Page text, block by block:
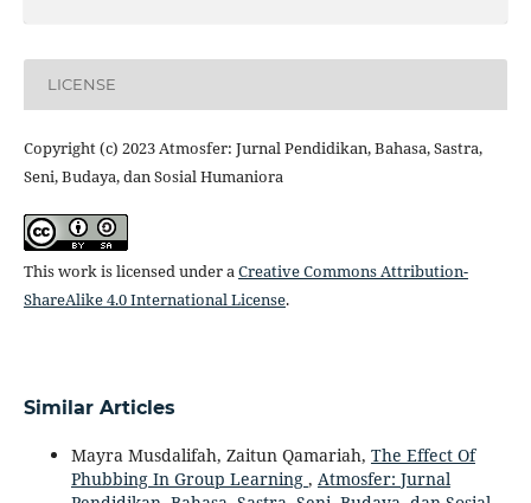
LICENSE
Copyright (c) 2023 Atmosfer: Jurnal Pendidikan, Bahasa, Sastra,
Seni, Budaya, dan Sosial Humaniora
This work is licensed under a Creative Commons Attribution-
ShareAlike 4.0 International License.
Similar Articles
Mayra Musdalifah, Zaitun Qamariah, The Effect Of
Phubbing In Group Learning , Atmosfer: Jurnal